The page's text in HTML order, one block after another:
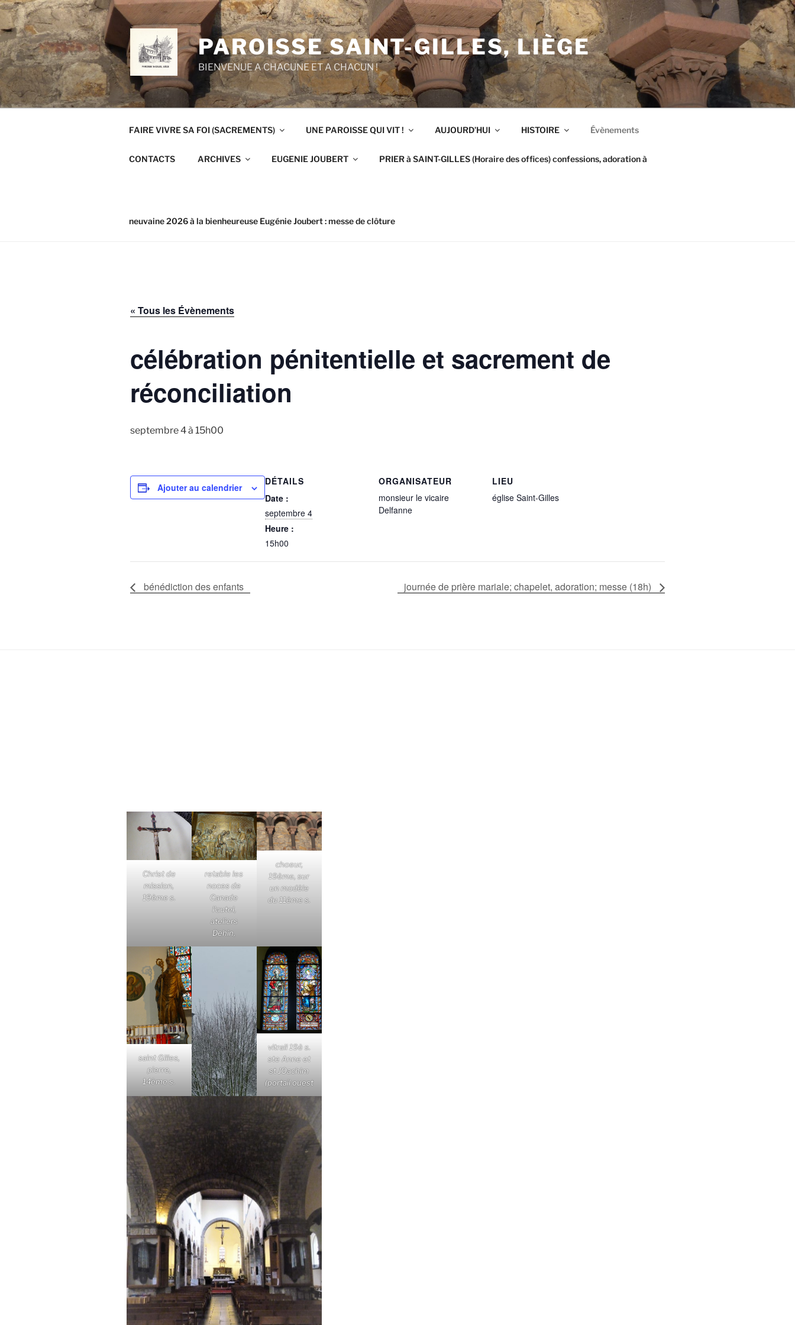
Aller
au
contenu
principal
PAROISSE SAINT-GILLES, LIÈGE
BIENVENUE A CHACUNE ET A CHACUN !
FAIRE VIVRE SA FOI (SACREMENTS) UNE PAROISSE QUI VIT ! AUJOURD’HUI HISTOIRE Évènements
CONTACTS ARCHIVES EUGENIE JOUBERT PRIER à SAINT-GILLES (Horaire des offices) confessions, adoration à
neuvaine 2026 à la bienheureuse Eugénie Joubert : messe de clôture
« Tous les Évènements
célébration pénitentielle et sacrement de
réconciliation
septembre 4 à 15h00
Ajouter au calendrier
DÉTAILS
Date :
septembre 4
Heure :
15h00
ORGANISATEUR
monsieur le vicaire
Delfanne
LIEU
église Saint-Gilles
bénédiction des enfants journée de prière mariale; chapelet, adoration; messe (18h)
Christ de
mission,
19ème s.
retable les
noces de
Canade
l'autel,
ateliers
Dehin,
choeur,
19ème, sur
un modèle
du 11ème s.
saint Gilles,
pierre,
14ème s.
vitrail 19è s.
ste Anne et
st JOachim
(portail ouest